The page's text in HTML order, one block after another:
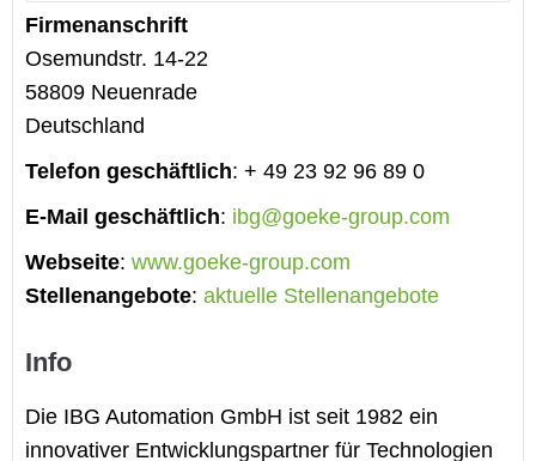
Firmenanschrift
Osemundstr. 14-22
58809 Neuenrade
Deutschland
Telefon geschäftlich: + 49 23 92 96 89 0
E-Mail geschäftlich: ibg@goeke-group.com
Webseite: www.goeke-group.com
Stellenangebote: aktuelle Stellenangebote
Info
Die IBG Automation GmbH ist seit 1982 ein
innovativer Entwicklungspartner für Technologien